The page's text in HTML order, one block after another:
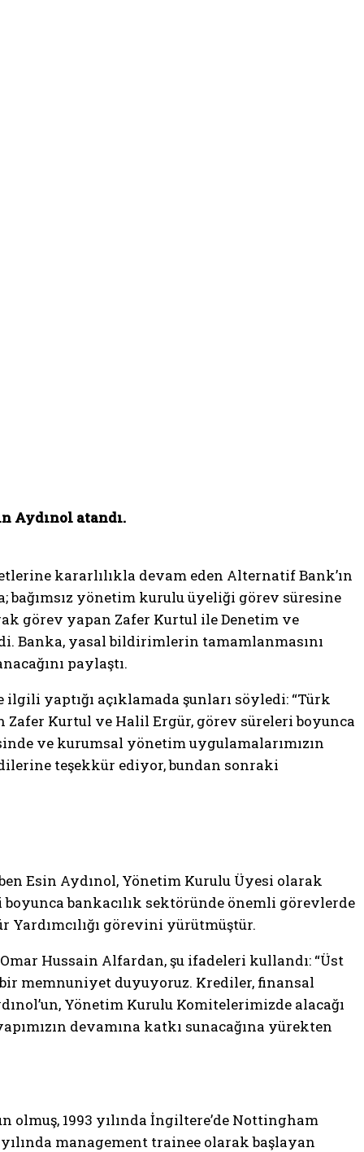
Aydınol atandı.
kararlılıkla devam eden Alternatif Bank’ın
bağımsız yönetim kurulu üyeliği görev süresine
görev yapan Zafer Kurtul ile Denetim ve
Banka, yasal bildirimlerin tamamlanmasını
paylaştı.
yaptığı açıklamada şunları söyledi: “Türk
Kurtul ve Halil Ergür, görev süreleri boyunca
ve kurumsal yönetim uygulamalarımızın
teşekkür ediyor, bundan sonraki
Esin Aydınol, Yönetim Kurulu Üyesi olarak
bankacılık sektöründe önemli görevlerde
Yardımcılığı görevini yürütmüştür.
Hussain Alfardan, şu ifadeleri kullandı: “Üst
memnuniyet duyuyoruz. Krediler, finansal
Yönetim Kurulu Komitelerimizde alacağı
devamına katkı sunacağına yürekten
olmuş, 1993 yılında İngiltere’de Nottingham
management trainee olarak başlayan